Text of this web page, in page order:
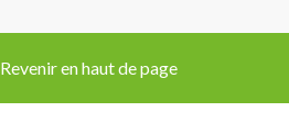
Revenir en haut de page